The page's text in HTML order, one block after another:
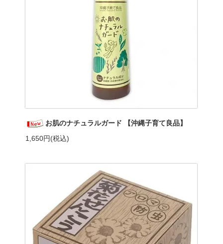
お肌のナチュラルガード 【沖縄子育て良品】
1,650円(税込)